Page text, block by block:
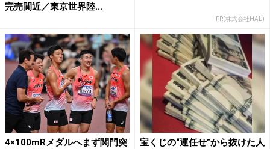
完売間近／東京世界陸...
PR(株式会社HAL)
4×100mRメダルへまず関門突
宝くじの“運任せ”から抜けた人